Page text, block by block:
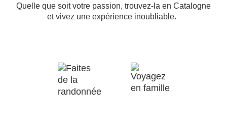
Quelle que soit votre passion, trouvez-la en Catalogne
et vivez une expérience inoubliable.